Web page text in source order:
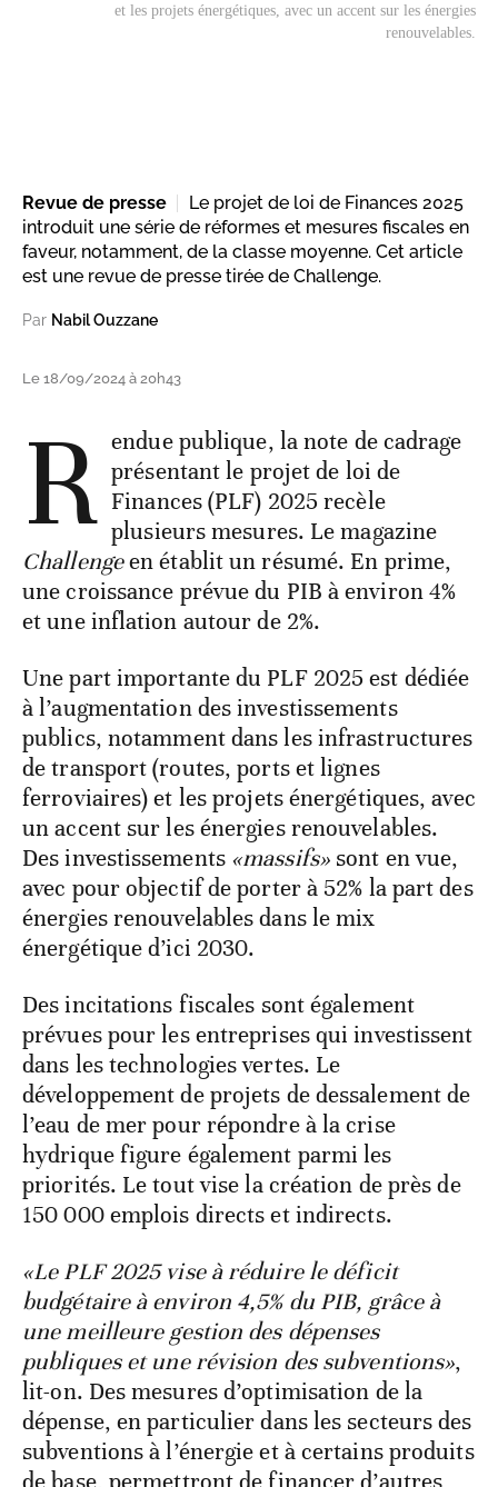
et les projets énergétiques, avec un accent sur les énergies
renouvelables.
Revue de presse
Le projet de loi de Finances 2025
introduit une série de réformes et mesures fiscales en
faveur, notamment, de la classe moyenne. Cet article
est une revue de presse tirée de Challenge.
Par Nabil Ouzzane
Le 18/09/2024 à 20h43
R endue publique, la note de cadrage
présentant le projet de loi de
Finances (PLF) 2025 recèle
plusieurs mesures. Le magazine
Challengeen établit un résumé. En prime,
une croissance prévue du PIB à environ 4%
et une inflation autour de 2%.
Une part importante du PLF 2025 est dédiée
à l’augmentation des investissements
publics, notamment dans les infrastructures
de transport (routes, ports et lignes
ferroviaires) et les projets énergétiques, avec
un accent sur les énergies renouvelables.
Des investissements «massifs»sont en vue,
avec pour objectif de porter à 52% la part des
énergies renouvelables dans le mix
énergétique d’ici 2030.
Des incitations fiscales sont également
prévues pour les entreprises qui investissent
dans les technologies vertes. Le
développement de projets de dessalement de
l’eau de mer pour répondre à la crise
hydrique figure également parmi les
priorités. Le tout vise la création de près de
150 000 emplois directs et indirects.
«Le PLF 2025 vise à réduire le déficit
budgétaire à environ 4,5% du PIB, grâce à
une meilleure gestion des dépenses
publiques et une révision des subventions»,
lit-on. Des mesures d’optimisation de la
dépense, en particulier dans les secteurs des
subventions à l’énergie et à certains produits